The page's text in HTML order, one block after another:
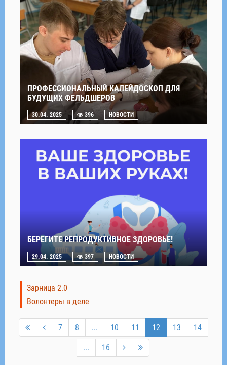
ПРОФЕССИОНАЛЬНЫЙ КАЛЕЙДОСКОП ДЛЯ
БУДУЩИХ ФЕЛЬДШЕРОВ
30.04. 2025 396 НОВОСТИ
БЕРЕГИТЕ РЕПРОДУКТИВНОЕ ЗДОРОВЬЕ!
29.04. 2025 397 НОВОСТИ
Зарница 2.0
Волонтеры в деле
7 8 ... 10 11 12 13 14
... 16